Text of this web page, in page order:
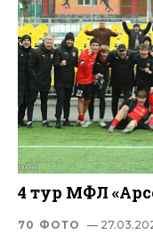
4 тур МФЛ
70 ФОТО —